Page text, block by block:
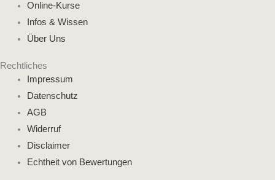
Online-Kurse
Infos & Wissen
Über Uns
Rechtliches
Impressum
Datenschutz
AGB
Widerruf
Disclaimer
Echtheit von Bewertungen